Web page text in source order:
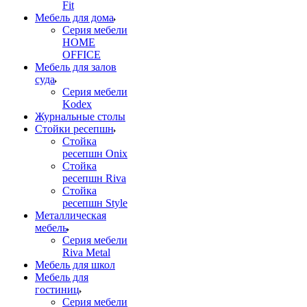
Fit
Мебель для дома
Серия мебели
HOME
OFFICE
Мебель для залов
суда
Серия мебели
Kodex
Журнальные столы
Стойки ресепшн
Стойка
ресепшн Onix
Стойка
ресепшн Riva
Стойка
ресепшн Style
Металлическая
мебель
Серия мебели
Riva Metal
Мебель для школ
Мебель для
гостиниц
Серия мебели